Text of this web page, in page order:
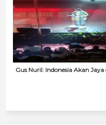
Gus Nuril: Indonesia Akan